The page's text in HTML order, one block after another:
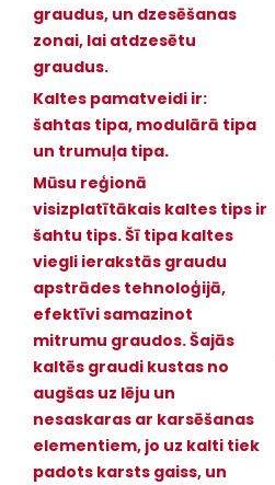
graudus, un dzesēšanas
zonai, lai atdzesētu
graudus.
Kaltes pamatveidi ir:
šahtas tipa, modulārā tipa
un trumuļa tipa.
Mūsu reģionā
visizplatītākais kaltes tips ir
šahtu tips. Šī tipa kaltes
viegli ierakstās graudu
apstrādes tehnoloģijā,
efektīvi samazinot
mitrumu graudos. Šajās
kaltēs graudi kustas no
augšas uz lēju un
nesaskaras ar karsēšanas
elementiem, jo uz kalti tiek
padots karsts gaiss, un